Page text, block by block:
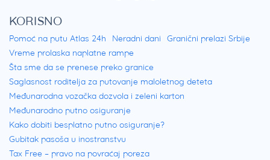
KORISNO
Pomoć na putu Atlas 24h Neradni dani
Granični prelazi Srbije
Vreme prolaska naplatne rampe
Šta sme da se prenese preko granice
Saglasnost roditelja za putovanje maloletnog deteta
Međunarodna vozačka dozvola i zeleni karton
Međunarodno putno osiguranje
Kako dobiti besplatno putno osiguranje?
Gubitak pasoša u inostranstvu
Tax Free – pravo na povraćaj poreza